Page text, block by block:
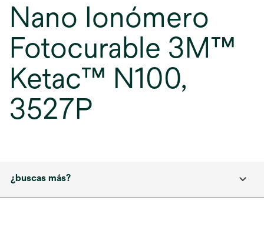
Nano Ionómero
Fotocurable 3M™
Ketac™ N100,
3527P
¿buscas más?